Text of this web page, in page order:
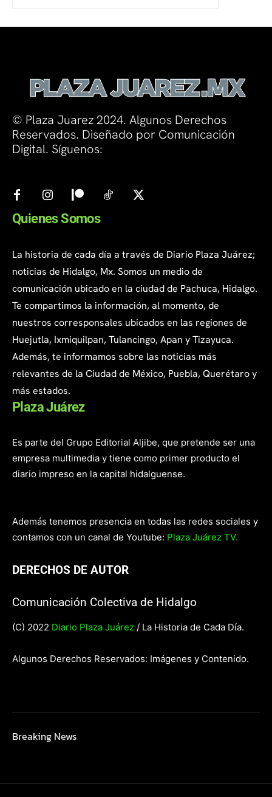
© Plaza Juarez 2024. Algunos Derechos
Reservados. Diseñado por Comunicación
Digital. Síguenos:
Quienes Somos
La historia de cada día a través de Diario Plaza Juárez;
noticias de Hidalgo, Mx. Somos un medio de
comunicación ubicado en la ciudad de Pachuca, Hidalgo.
Te compartimos la información, al momento, de
nuestros corresponsales ubicados en las regiones de
Huejutla, Ixmiquilpan, Tulancingo, Apan y Tizayuca.
Además, te informamos sobre las noticias más
relevantes de la Ciudad de México, Puebla, Querétaro y
más estados.
Plaza Juárez
Es parte del Grupo Editorial Aljibe, que pretende ser una
empresa multimedia y tiene como primer producto el
diario impreso en la capital hidalguense.
Además tenemos presencia en todas las redes sociales y
contamos con un canal de Youtube: Plaza Juárez TV.
DERECHOS DE AUTOR
Comunicación Colectiva de Hidalgo
(C) 2022 Diario Plaza Juárez / La Historia de Cada Día.
Algunos Derechos Reservados: Imágenes y Contenido.
Breaking News